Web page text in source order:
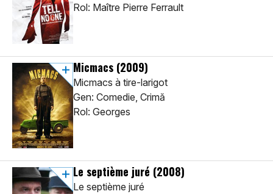
Rol: Maître Pierre Ferrault
Micmacs (2009)
Micmacs à tire-larigot
Gen: Comedie, Crimă
Rol: Georges
Le septième juré (2008)
Le septième juré